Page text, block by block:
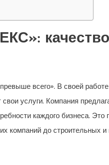
всего». В своей
услуги. Компания
каждого бизнеса. Это
компаний до строительных